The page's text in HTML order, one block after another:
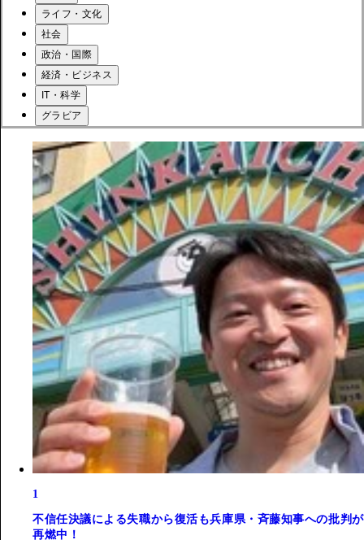
ライフ・文化
社会
政治・国際
経済・ビジネス
IT・科学
グラビア
1
不信任決議による失職から復活も兵庫県・斉藤知事への批判が
再燃中！